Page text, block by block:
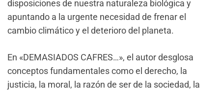
disposiciones de nuestra naturaleza biológica y
apuntando a la urgente necesidad de frenar el
cambio climático y el deterioro del planeta.
En «DEMASIADOS CAFRES…», el autor desglosa
conceptos fundamentales como el derecho, la
justicia, la moral, la razón de ser de la sociedad, la